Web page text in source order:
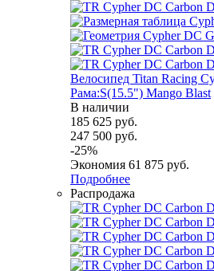
Велосипед Titan Racing
Рама:S(15.5") Mango Blast
В наличии
185 625 руб.
247 500 руб.
-25%
Экономия 61 875 руб.
Подробнее
Распродажа